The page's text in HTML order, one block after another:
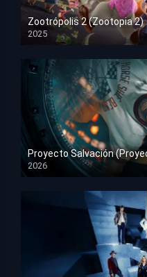
Zootrópolis 2 (Zootopia 2)
2025
HD 1080p
Proyecto Salvación
2026
HD 1080p